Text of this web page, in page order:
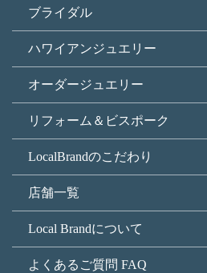
ブライダル
ハワイアンジュエリー
オーダージュエリー
リフォーム＆ビスポーク
LocalBrandのこだわり
店舗一覧
Local Brandについて
よくあるご質問 FAQ